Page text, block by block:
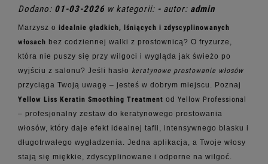
Dodano: 01-03-2026 w kategorii: - autor: admin
Marzysz o idealnie gładkich, lśniących i zdyscyplinowanych
włosach bez codziennej walki z prostownicą? O fryzurze,
która nie puszy się przy wilgoci i wygląda jak świeżo po
wyjściu z salonu? Jeśli hasło keratynowe prostowanie włosów
przyciąga Twoją uwagę – jesteś w dobrym miejscu. Poznaj
Yellow Liss Keratin Smoothing Treatment od Yellow Professional
– profesjonalny zestaw do keratynowego prostowania
włosów, który daje efekt idealnej tafli, intensywnego blasku i
długotrwałego wygładzenia. Jedna aplikacja, a Twoje włosy
stają się miękkie, zdyscyplinowane i odporne na wilgoć.